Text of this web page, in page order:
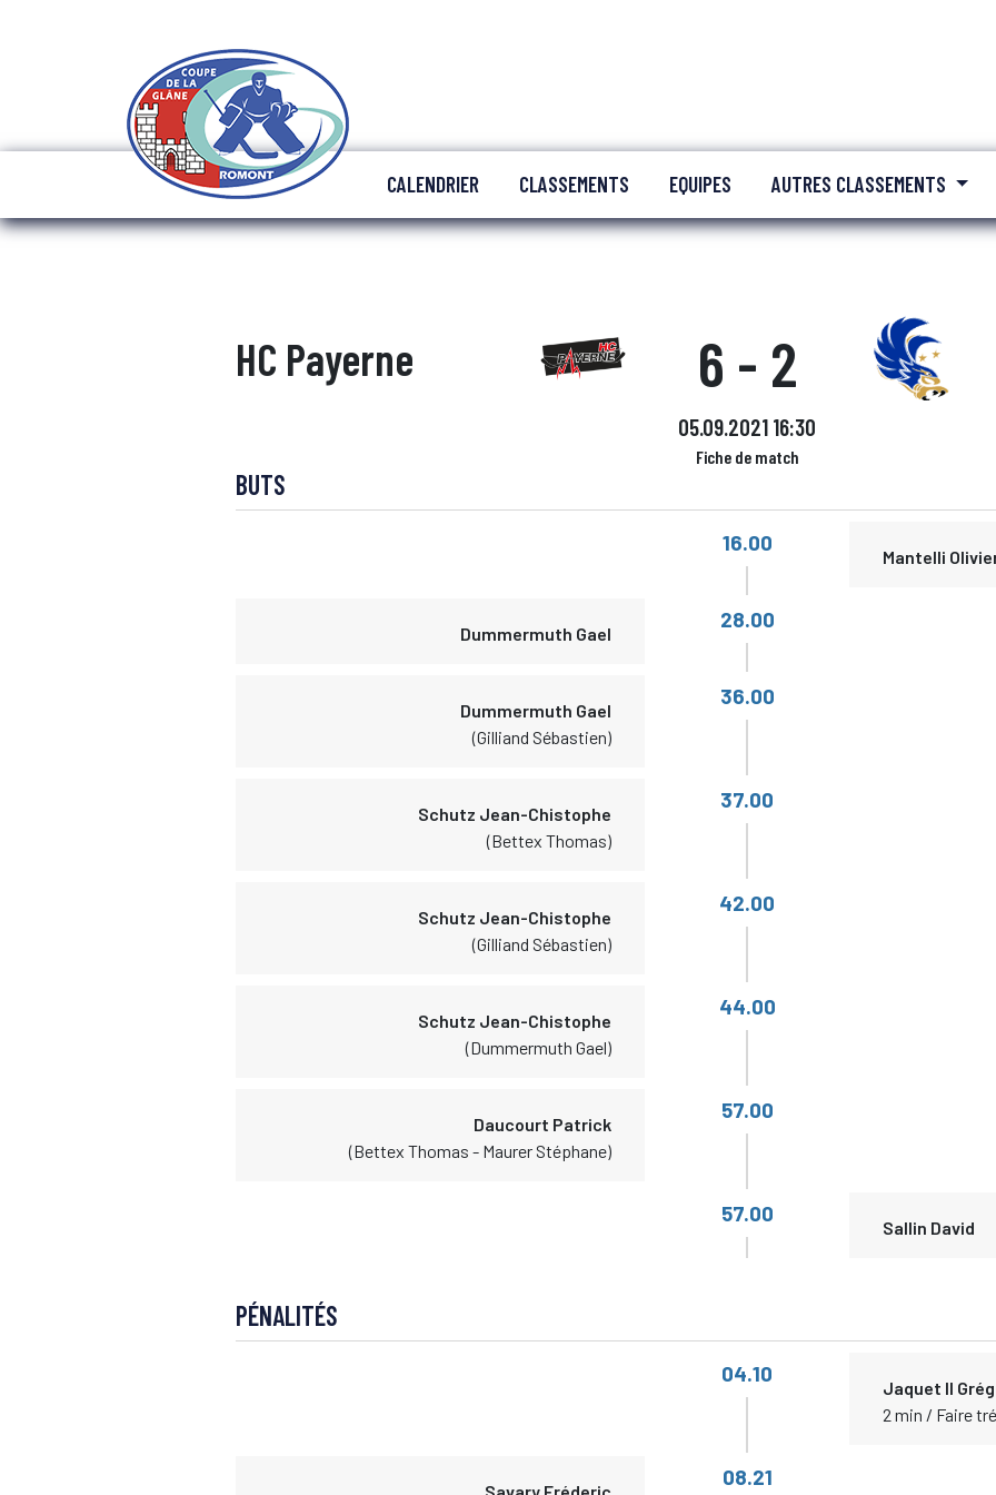
CALENDRIER CLASSEMENTS EQUIPES AUTRES CLASSEMENTS
HC Payerne 6 - 2
05.09.2021 16:30
Fiche de match
BUTS
16.00
Mantelli
Dummermuth Gael
28.00
Dummermuth Gael
(Gilliand Sébastien)
36.00
Schutz Jean-Chistophe
(Bettex Thomas)
37.00
Schutz Jean-Chistophe
(Gilliand Sébastien)
42.00
Schutz Jean-Chistophe
(Dummermuth Gael)
44.00
Daucourt Patrick
(Bettex Thomas - Maurer Stéphane)
57.00
57.00
Sallin David
PÉNALITÉS
04.10
Jaquet II
2 min / Faire
08.21